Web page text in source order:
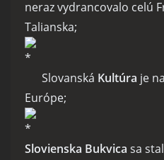
neraz vydrancovalo celú
Talianska;
Slovanská Kultúra je
Európe;
Slovienska Bukvica sa